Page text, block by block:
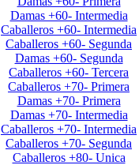
Damas +60- Intermedia
Caballeros +60- Intermedia
Caballeros +60- Segunda
Damas +60- Segunda
Caballeros +60- Tercera
Caballeros +70- Primera
Damas +70- Primera
Damas +70- Intermedia
Caballeros +70- Intermedia
Caballeros +70- Segunda
Caballeros +80- Unica